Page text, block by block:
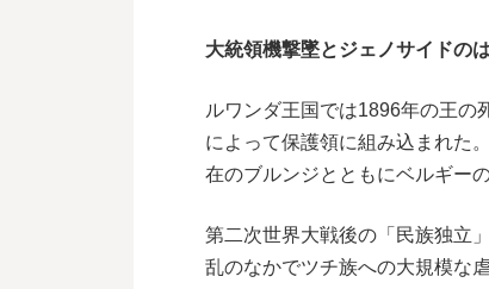
大統領機撃墜とジェノサイドの
ルワンダ王国では1896年の王の
によって保護領に組み込まれた
在のブルンジとともにベルギー
第二次世界大戦後の「民族独立
乱のなかでツチ族への大規模な